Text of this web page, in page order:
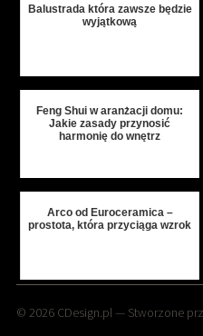
Balustrada która zawsze będzie
wyjątkową
Feng Shui w aranżacji domu:
Jakie zasady przynosić
harmonię do wnętrz
Arco od Euroceramica –
prostota, która przyciąga wzrok
© 2026 CDesign.pl— Stworzone